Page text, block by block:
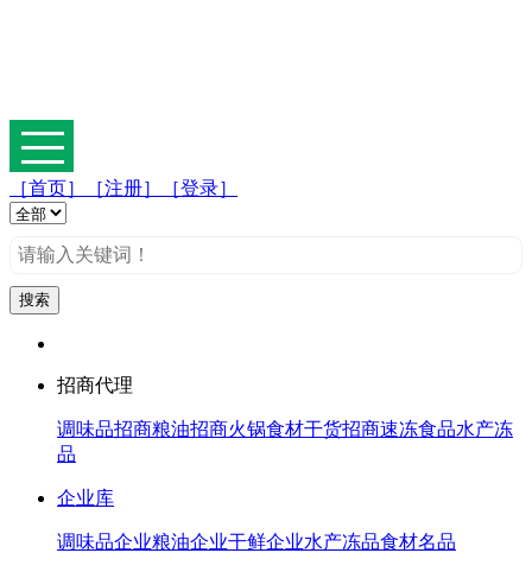
［首页］ ［注册］ ［登录］
招商代理
调味品招商粮油招商火锅食材干货招商速冻食品水产冻
品
企业库
调味品企业粮油企业干鲜企业水产冻品食材名品